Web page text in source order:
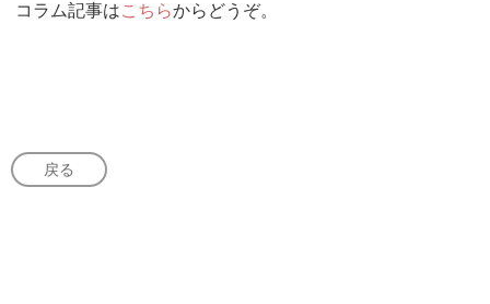
コラム記事はこちらからどうぞ。
戻る